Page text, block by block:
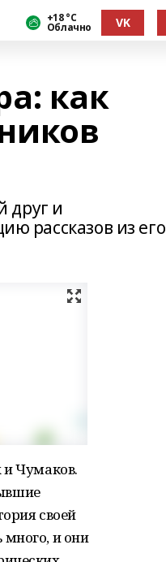
+18 °С
Облачно VK
как
друг и
рассказов из его
и Чумаков.
своей
и они